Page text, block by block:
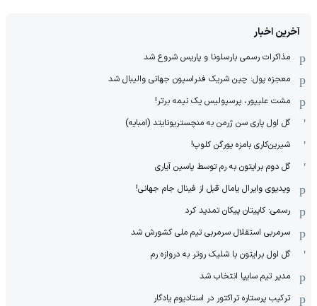
آخرین اخبار
مذاکرات رسمی بارسلونا و پاریس شروع شد
معجزه پول: چین شریک فدراسیون جهانی والیبال شد
مشت علیپور، پرسپولیس یک نیمه برتر!
گل اول پاری سن ژرمن به منچستریونایتد (امبایه)
شیرین‌کاری بامزه یورگن کلوپ!
گل دوم برایتون به رم توسط یاسین آیاری
ویدیوی وایرال یامال قبل از فینال جام جهانی!
رسمی: کاپیتان پیکان تمدید کرد
سرمربی استقلال سرمربی تیم ملی کشورش شد
گل اول برایتون با شلیک روتر به دروازه رم
مدیر تیم سایپا انتخاب شد
ترکیب پرستاره تراکتور در استادیوم یادگار